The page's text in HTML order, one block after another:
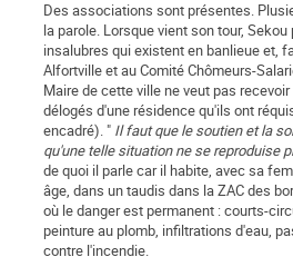
Des associations sont présentes.
la parole. Lorsque vient son tour,
insalubres qui existent en banlieue et,
Alfortville et au Comité Chômeurs-
Maire de cette ville ne veut pas
délogés d'une résidence qu'ils ont
encadré). " Il faut que le soutien et la
qu'une telle situation ne se reproduise
de quoi il parle car il habite, avec sa
âge, dans un taudis dans la ZAC des
où le danger est permanent : courts-
peinture au plomb, infiltrations d'eau,
contre l'incendie.